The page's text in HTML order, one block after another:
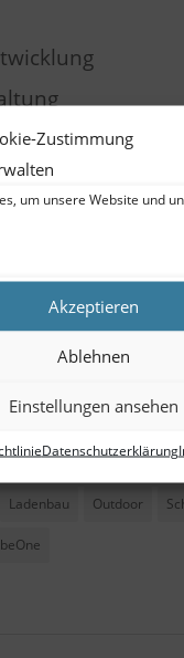
Zustimmung
um unsere Website und
Akzeptieren
Ablehnen
Einstellungen ansehen
Datenschutzerklärung
Ladenbau Outdoor